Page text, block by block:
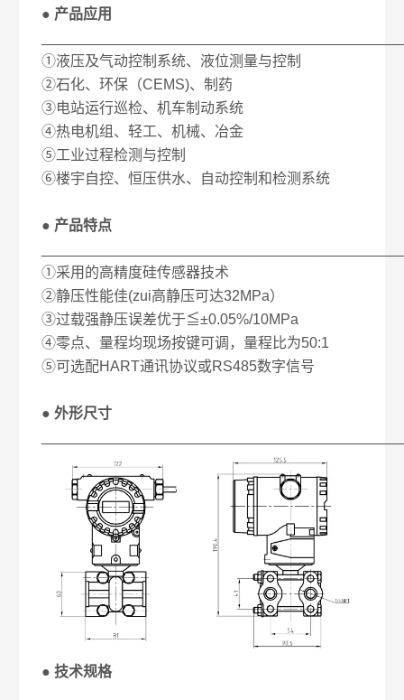
● 产品应用
①液压及气动控制系统、液位测量与控制
②石化、环保（CEMS)、制药
③电站运行巡检、机车制动系统
④热电机组、轻工、机械、冶金
⑤工业过程检测与控制
⑥楼宇自控、恒压供水、自动控制和检测系统
● 产品特点
①采用的高精度硅传感器技术
②静压性能佳(zui高静压可达32MPa）
③过载强静压误差优于≦±0.05%/10MPa
④零点、量程均现场按键可调，量程比为50:1
⑤可选配HART通讯协议或RS485数字信号
● 外形尺寸
● 技术规格